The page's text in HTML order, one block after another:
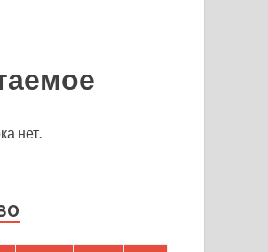
нет.